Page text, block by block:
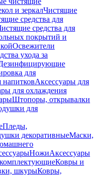
и зеркалЧистящие
средства для
средства для
покрытий и
Освежители
ухода за
для
напитковАксессуары для
для охлаждения
Штопоры, открывалки
для
Пледы,
декоративныеМаски,
НожиАксессуары
Ковры и
шкурыКовры,